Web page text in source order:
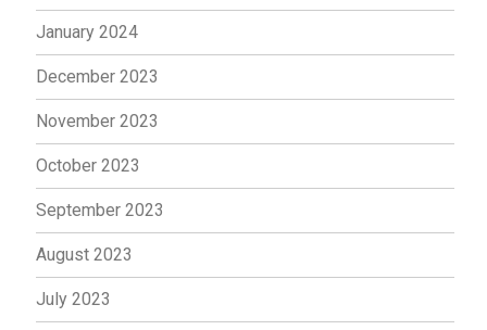
January 2024
December 2023
November 2023
October 2023
September 2023
August 2023
July 2023